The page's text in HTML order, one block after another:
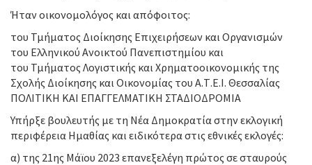
Ήταν οικονομολόγος και απόφοιτος:
του Τμήματος Διοίκησης Επιχειρήσεων και Οργανισμών
του Ελληνικού Ανοικτού Πανεπιστημίου και
του Τμήματος Λογιστικής και Χρηματοοικονομικής της
Σχολής Διοίκησης και Οικονομίας του Α.Τ.Ε.Ι. Θεσσαλίας
ΠΟΛΙΤΙΚΗ ΚΑΙ ΕΠΑΓΓΕΛΜΑΤΙΚΗ ΣΤΑΔΙΟΔΡΟΜΙΑ
Υπήρξε βουλευτής με τη Νέα Δημοκρατία στην εκλογική
περιφέρεια Ημαθίας και ειδικότερα στις εθνικές εκλογές:
α) της 21ης Μάϊου 2023 επανεξελέγη πρώτος σε σταυρούς